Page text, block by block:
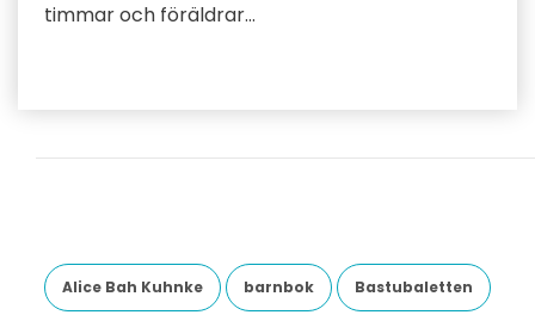
timmar och föräldrar…
Alice Bah Kuhnke barnbok Bastubaletten